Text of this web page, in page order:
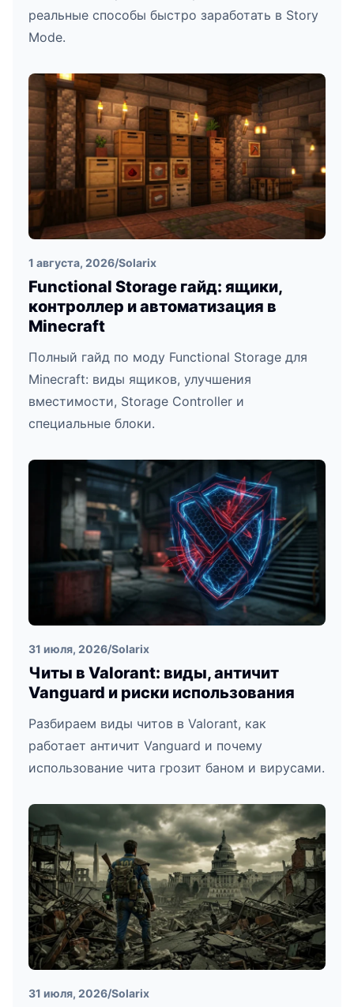
реальные способы быстро заработать в Story
Mode.
1 августа, 2026/Solarix
Functional Storage гайд: ящики,
контроллер и автоматизация в
Minecraft
Полный гайд по моду Functional Storage для
Minecraft: виды ящиков, улучшения
вместимости, Storage Controller и
специальные блоки.
31 июля, 2026/Solarix
Читы в Valorant: виды, античит
Vanguard и риски использования
Разбираем виды читов в Valorant, как
работает античит Vanguard и почему
использование чита грозит баном и вирусами.
31 июля, 2026/Solarix